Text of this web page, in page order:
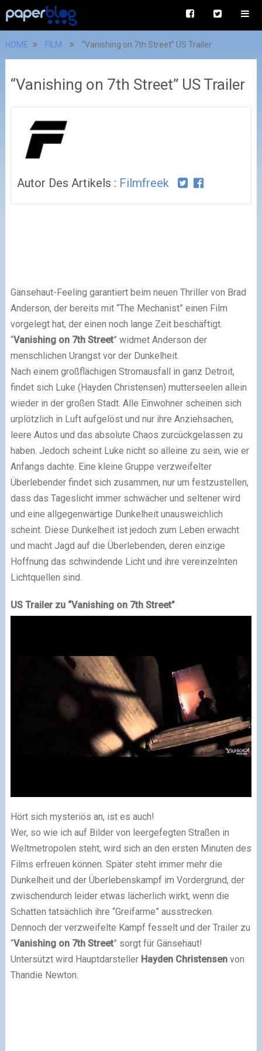
HOME FILM “Vanishing on 7th Street” US Trailer
“Vanishing on 7th Street” US Trailer
Autor Des Artikels : Filmfreek
Gänsehaut-Feeling garantiert beim neuen Thriller von Brad
Anderson, der bereits mit “The Mechanist” einen Film
vorgelegt hat, der einen noch lange Zeit beschäftigt.
“Vanishing on 7th Street” widmet Anderson der
menschlichen Urangst vor der Dunkelheit.
Nach einem großflächigen Stromausfall in ganz Detroit,
findet sich Luke (Hayden Christensen) mutterseelen allein
wieder in der großen Stadt. Alle Einwohner scheinen sich
urplötzlich in Luft aufgelöst und nur ihre Anziehsachen,
leere Autos und das absolute Chaos zurcückgelassen zu
haben. Jedoch scheint Luke nicht so alleine zu sein, wie er
Anfangs dachte. Eine kleine Gruppe verzweifelter
Überlebender findet sich zusammen, nur um festzustellen,
dass das Tageslicht immer schwächer und seltener wird
und eine allgegenwärtige Dunkelheit unausweichlich
scheint. Diese Dunkelheit ist jedoch zum Leben erwacht
und macht Jagd auf die Überlebenden, deren einzige
Hoffnung das schwindende Licht und ihre vereinzelnten
Lichtquellen sind.
US Trailer zu “Vanishing on 7th Street”
Hört sich mysteriös an, ist es auch!
Wer, so wie ich auf Bilder von leergefegten Straßen in
Weltmetropolen steht, wird sich an den ersten Minuten des
Films erfreuen können. Später steht immer mehr die
Dunkelheit und der Überlebenskampf im Vordergrund, der
zwischendurch leider etwas lächerlich wirkt, wenn die
Schatten tatsächlich ihre “Greifarme” ausstrecken.
Dennoch der verzweifelte Kampf fesselt und der Trailer zu
“Vanishing on 7th Street” sorgt für Gänsehaut!
Untersützt wird Hauptdarsteller Hayden Christensenvon
Thandie Newton.